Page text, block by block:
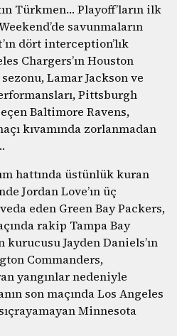
Türkmen… Playoff’ların ilk
savunmaların
dört interception’lık
Chargers’ın Houston
Lamar Jackson ve
Pittsburgh
Baltimore Ravens,
kıvamında zorlanmadan
hattında üstünlük kuran
Jordan Love’ın üç
eden Green Bay Packers,
rakip Tampa Bay
kurucusu Jayden Daniels’ın
Commanders,
yangınlar nedeniyle
son maçında Los Angeles
Minnesota